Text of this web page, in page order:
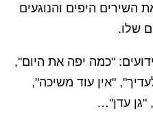
השירים היפים והנוגעים
שלו.
"כמה יפה את היום",
"אין עוד משיכה",
עדן"…